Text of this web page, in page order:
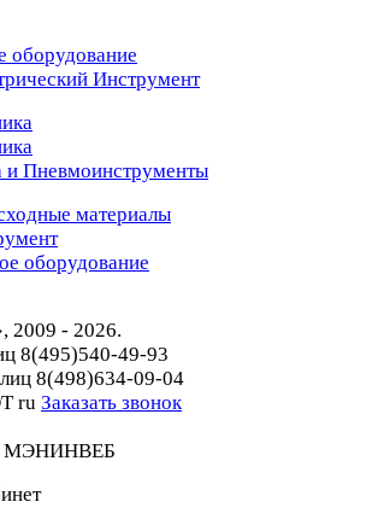
оборудование
Инструмент
и Пневмоинструменты
материалы
оборудование
- 2026.
8(495)540-49-93
8(498)634-09-04
ru Заказать звонок